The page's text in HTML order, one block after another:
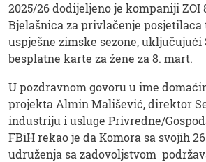
2025/26 dodijeljeno je kompaniji ZOI
Bjelašnica za privlačenje
uspješne zimske sezone, uključujući
besplatne karte za žene za 8. mart.
U pozdravnom govoru u ime
projekta Almin Mališević, direktor
industriju i usluge Privredne/
FBiH rekao je da Komora sa svojih
udruženja sa zadovoljstvom